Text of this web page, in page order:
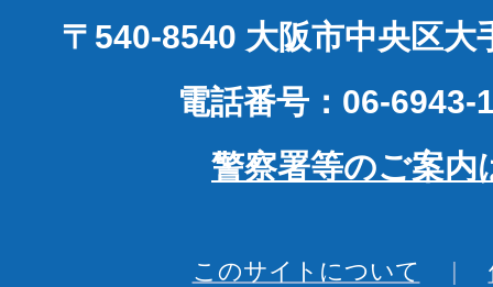
〒540-8540 大阪市中央区大
電話番号：06-6943-
警察署等のご案内
このサイトについて